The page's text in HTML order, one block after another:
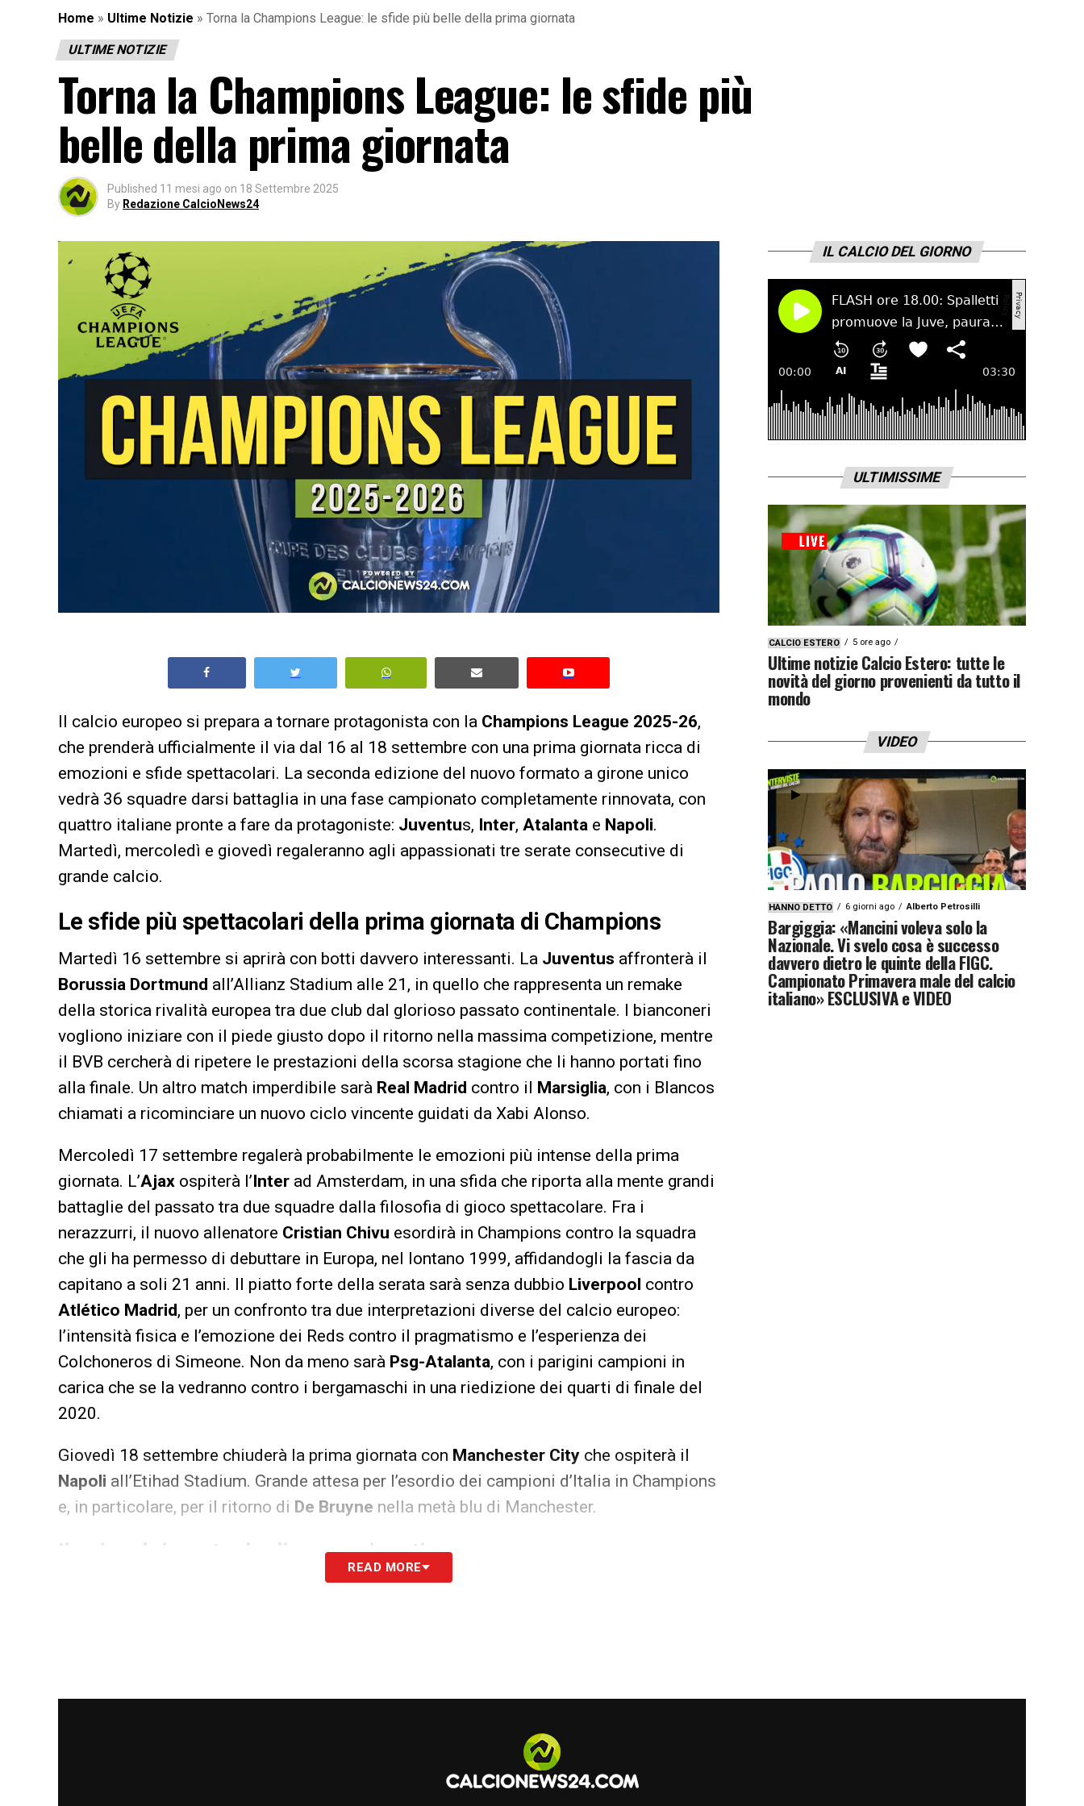
Home » Ultime Notizie » Torna la Champions League: le sfide più belle della prima giornata
ULTIME NOTIZIE
Torna la Champions League: le sfide più
belle della prima giornata
Published 11 mesi ago on 18 Settembre 2025
By Redazione CalcioNews24
Il calcio europeo si prepara a tornare protagonista con la Champions League 2025-26,
che prenderà ufficialmente il via dal 16 al 18 settembre con una prima giornata ricca di
emozioni e sfide spettacolari. La seconda edizione del nuovo formato a girone unico
vedrà 36 squadre darsi battaglia in una fase campionato completamente rinnovata, con
quattro italiane pronte a fare da protagoniste: Juventus, Inter, Atalanta e Napoli.
Martedì, mercoledì e giovedì regaleranno agli appassionati tre serate consecutive di
grande calcio.
Le sfide più spettacolari della prima giornata di Champions
Martedì 16 settembre si aprirà con botti davvero interessanti. La Juventus affronterà il
Borussia Dortmund all’Allianz Stadium alle 21, in quello che rappresenta un remake
della storica rivalità europea tra due club dal glorioso passato continentale. I bianconeri
vogliono iniziare con il piede giusto dopo il ritorno nella massima competizione, mentre
il BVB cercherà di ripetere le prestazioni della scorsa stagione che li hanno portati fino
alla finale. Un altro match imperdibile sarà Real Madrid contro il Marsiglia, con i Blancos
chiamati a ricominciare un nuovo ciclo vincente guidati da Xabi Alonso.
Mercoledì 17 settembre regalerà probabilmente le emozioni più intense della prima
giornata. L’Ajax ospiterà l’Inter ad Amsterdam, in una sfida che riporta alla mente grandi
battaglie del passato tra due squadre dalla filosofia di gioco spettacolare. Fra i
nerazzurri, il nuovo allenatore Cristian Chivu esordirà in Champions contro la squadra
che gli ha permesso di debuttare in Europa, nel lontano 1999, affidandogli la fascia da
capitano a soli 21 anni. Il piatto forte della serata sarà senza dubbio Liverpool contro
Atlético Madrid, per un confronto tra due interpretazioni diverse del calcio europeo:
l’intensità fisica e l’emozione dei Reds contro il pragmatismo e l’esperienza dei
Colchoneros di Simeone. Non da meno sarà Psg-Atalanta, con i parigini campioni in
carica che se la vedranno contro i bergamaschi in una riedizione dei quarti di finale del
2020.
Giovedì 18 settembre chiuderà la prima giornata con Manchester City che ospiterà il
Napoli all’Etihad Stadium. Grande attesa per l’esordio dei campioni d’Italia in Champions
e, in particolare, per il ritorno di De Bruyne nella metà blu di Manchester.
Il coinvolgimento degli appassionati
rappresenta un evento che va oltre il semplice
, che rappresentano una valida alternativa per
gli utenti che cercano maggiore flessibilità nelle loro esperienze di gioco online.
READ MORE
IL CALCIO DEL GIORNO
ULTIMISSIME
CALCIO ESTERO 5 ore ago
Ultime notizie Calcio Estero: tutte le
novità del giorno provenienti da tutto il
mondo
VIDEO
HANNO DETTO 6 giorni ago Alberto Petrosilli
Bargiggia: «Mancini voleva solo la
Nazionale. Vi svelo cosa è successo
davvero dietro le quinte della FIGC.
Campionato Primavera male del calcio
italiano» ESCLUSIVA e VIDEO